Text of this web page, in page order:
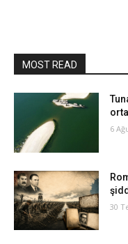
MOST READ
6
30